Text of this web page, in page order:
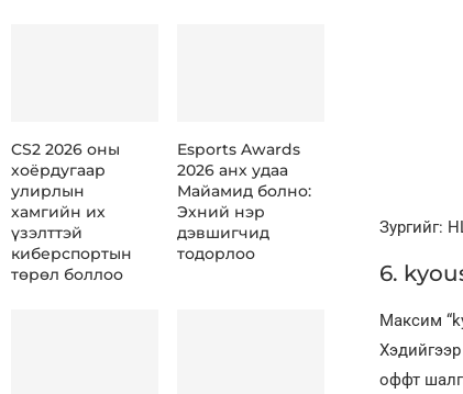
Зургийг:
6.
Максим
оффт
CS2 2026 оны
хоёрдугаар
улирлын
хамгийн их
үзэлттэй
киберспортын
төрөл боллоо
Esports Awards
2026 анх удаа
Майамид болно:
Эхний нэр
дэвшигчид
тодорлоо